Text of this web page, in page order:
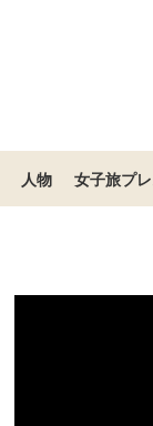
人物 女子旅プ